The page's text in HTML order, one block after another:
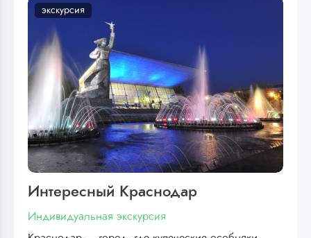
экскурсия
Интересный Краснодар
Индивидуальная экскурсия